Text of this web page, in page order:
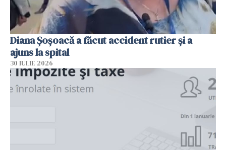
Diana Șoșoacă a făcut accident rutier și a
ajuns la spital
30 IULIE 2026